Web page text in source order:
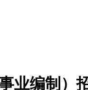
业编制）